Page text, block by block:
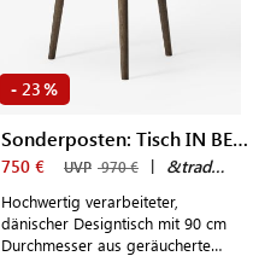
- 23 %
Sonderposten: Tisch IN BETWEEN SK3
750 € UVP 970 € | &tradition
Hochwertig verarbeiteter,
dänischer Designtisch mit 90 cm
Durchmesser aus geräuchertem